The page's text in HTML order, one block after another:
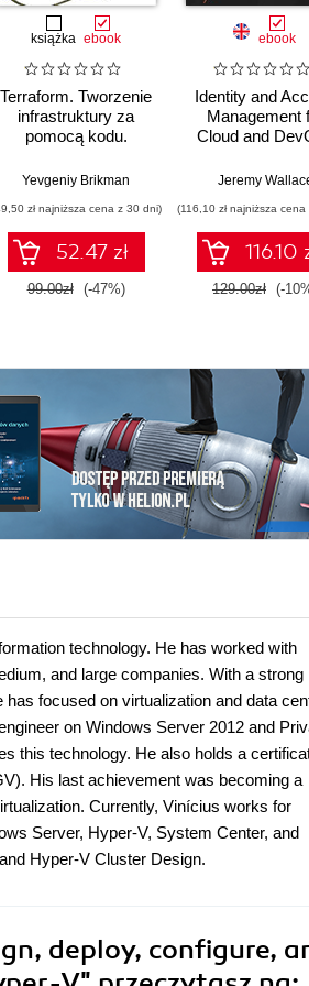
Hightower, Lachlan Evenson
książka ebook
Terraform. Tworzenie
infrastruktury za
pomocą kodu.
Yevgeniy Brikman
zł najniższa cena z 30 dni)
52.47 zł
99.00zł (-47%)
ebook
Identity and
Management
Cloud and
and automate
strategies
Azure, AWS,
GCP
Jeremy
(116,10 zł najniższa
116.10
129.00zł (-
technology. He has worked with
and large companies. With a strong
focused on virtualization and data
on Windows Server 2012 and
this technology. He also holds a
His last achievement was becoming a
Currently, Vinícius works for
Server, Hyper-V, System Center, and
Hyper-V Cluster Design.
deploy, configure,